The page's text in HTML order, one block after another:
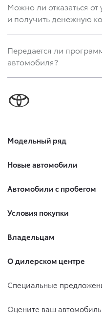
Можно ли отказаться
и получить денежную
Передается ли
автомобиля?
Модельный ряд
Новые автомобили
Автомобили с пробегом
Условия покупки
Владельцам
О дилерском центре
Специальные
Оцените ваш автомобиль